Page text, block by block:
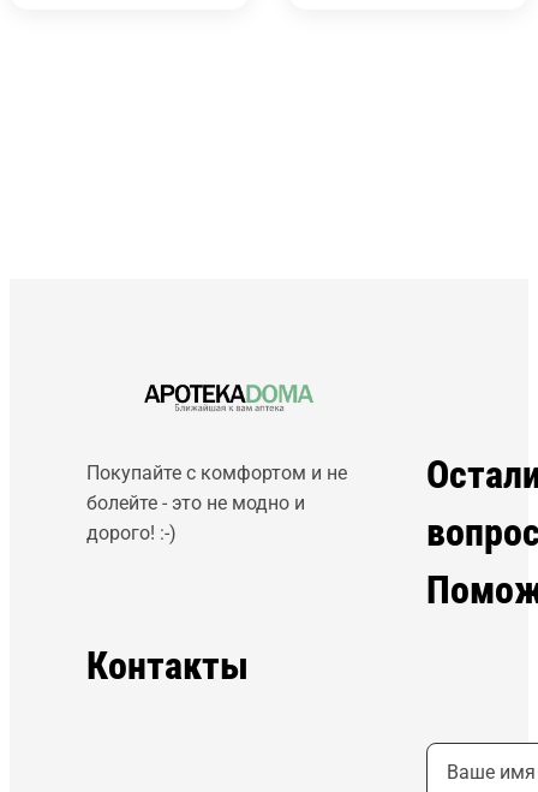
Покупайте с комфортом и не
болейте - это не модно и
дорого! :-)
Контакты